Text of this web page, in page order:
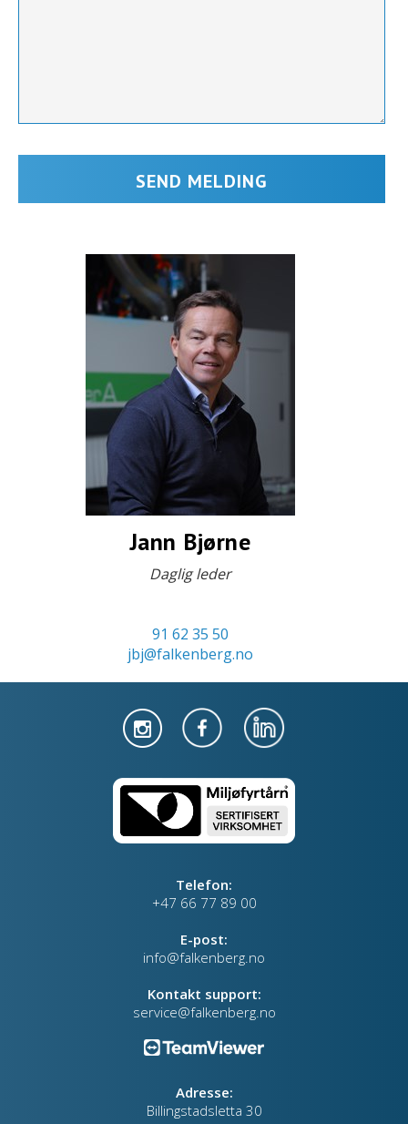
Jann Bjørne
Daglig leder
91 62 35 50
jbj@falkenberg.no
Telefon:
+47 66 77 89 00
E-post:
info@falkenberg.no
Kontakt support:
service@falkenberg.no
Adresse:
Billingstadsletta 30